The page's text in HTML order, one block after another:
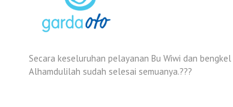
Secara keseluruhan pelayanan Bu Wiwi dan
Alhamdulilah sudah selesai semuanya.???